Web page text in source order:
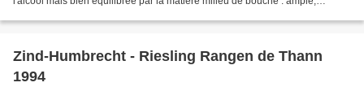
Zind-Humbrecht - Riesling Rangen de Thann
1994